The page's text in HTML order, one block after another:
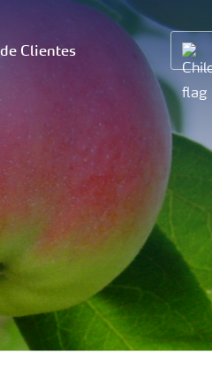
Clientes